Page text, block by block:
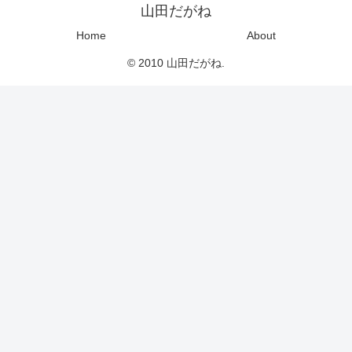
山田だがね
Home About
© 2010 山田だがね.